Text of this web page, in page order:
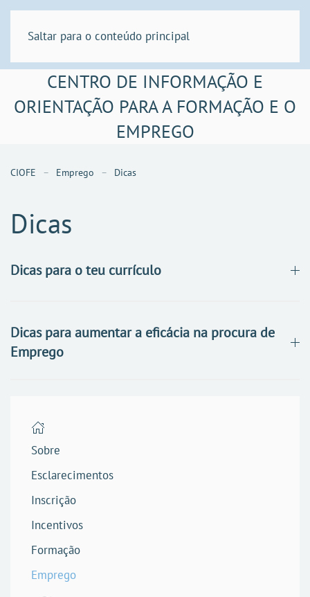
Saltar para o conteúdo principal
CENTRO DE INFORMAÇÃO E
ORIENTAÇÃO PARA A FORMAÇÃO E O
EMPREGO
CIOFE Emprego Dicas
Dicas
Dicas para o teu currículo
Dicas para aumentar a eficácia na procura de
Emprego
Sobre
Esclarecimentos
Inscrição
Incentivos
Formação
Emprego